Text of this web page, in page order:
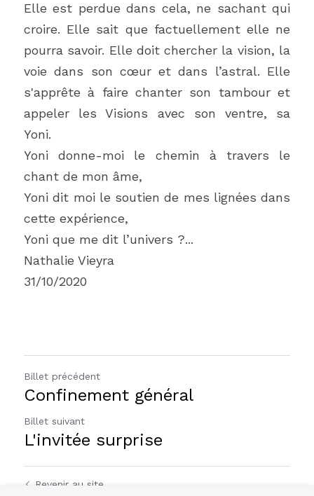
Elle est perdue dans cela, ne sachant qui
croire. Elle sait que factuellement elle ne
pourra savoir. Elle doit chercher la vision, la
voie dans son cœur et dans l’astral. Elle
s'apprête à faire chanter son tambour et
appeler les Visions avec son ventre, sa
Yoni.
Yoni donne-moi le chemin à travers le
chant de mon âme,
Yoni dit moi le soutien de mes lignées dans
cette expérience,
Yoni que me dit l’univers ?...
Nathalie Vieyra
31/10/2020
Billet précédent
Confinement général
Billet suivant
L'invitée surprise
Revenir au site